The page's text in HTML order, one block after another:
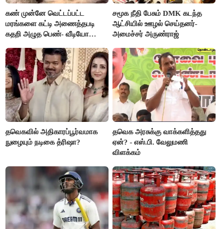
கண் முன்னே வெட்டப்பட்ட
மரங்களை கட்டி அணைத்தபடி
கதறி அழுத பெண்- வீடியோ
சமூக நீதி பேசும் DMK கடந்த
ஆட்சியில் ஊழல் செய்தனர்-
அமைச்சர் அருண்ராஜ்
தவெகவில் அதிகாரப்பூர்வமாக
நுழையும் நடிகை த்ரிஷா?
தவெக அரசுக்கு வாக்களித்தது
ஏன்? - எஸ்.பி. வேலுமணி
விளக்கம்